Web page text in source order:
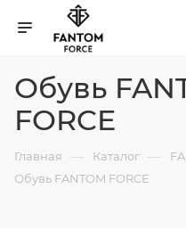
Обувь
FORCE
Главная — Каталог —
Обувь FANTOM FORCE